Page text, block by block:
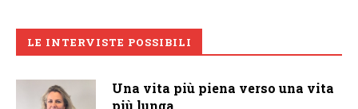
LE INTERVISTE POSSIBILI
Una vita più piena verso una vita
più lunga